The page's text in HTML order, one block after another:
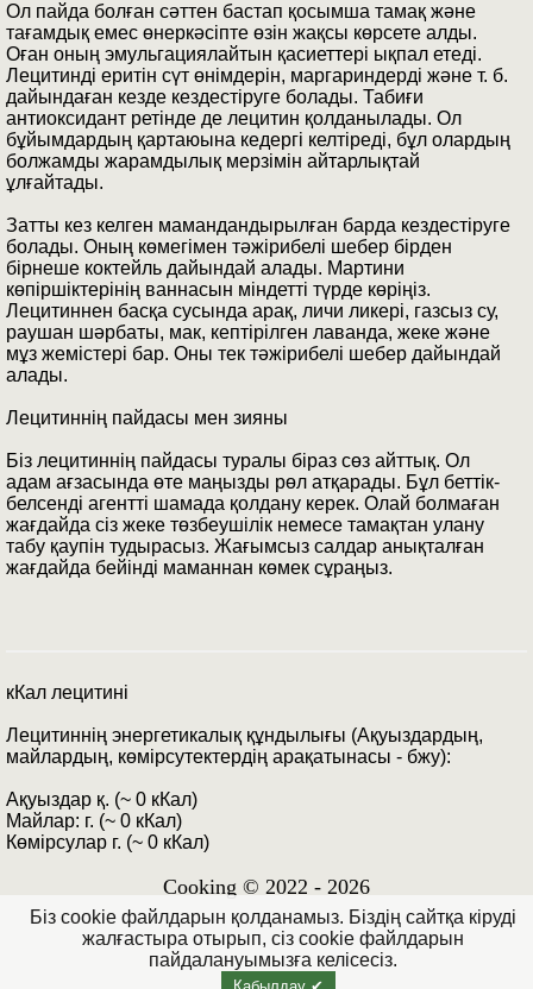
Ол пайда болған сәттен бастап қосымша тамақ және
тағамдық емес өнеркәсіпте өзін жақсы көрсете алды.
Оған оның эмульгациялайтын қасиеттері ықпал етеді.
Лецитинді еритін сүт өнімдерін, маргариндерді және т. б.
дайындаған кезде кездестіруге болады. Табиғи
антиоксидант ретінде де лецитин қолданылады. Ол
бұйымдардың қартаюына кедергі келтіреді, бұл олардың
болжамды жарамдылық мерзімін айтарлықтай
ұлғайтады.
Затты кез келген мамандандырылған барда кездестіруге
болады. Оның көмегімен тәжірибелі шебер бірден
бірнеше коктейль дайындай алады. Мартини
көпіршіктерінің ваннасын міндетті түрде көріңіз.
Лецитиннен басқа сусында арақ, личи ликері, газсыз су,
раушан шәрбаты, мак, кептірілген лаванда, жеке және
мұз жемістері бар. Оны тек тәжірибелі шебер дайындай
алады.
Лецитиннің пайдасы мен зияны
Біз лецитиннің пайдасы туралы біраз сөз айттық. Ол
адам ағзасында өте маңызды рөл атқарады. Бұл беттік-
белсенді агентті шамада қолдану керек. Олай болмаған
жағдайда сіз жеке төзбеушілік немесе тамақтан улану
табу қаупін тудырасыз. Жағымсыз салдар анықталған
жағдайда бейінді маманнан көмек сұраңыз.
кКал лецитині
Лецитиннің энергетикалық құндылығы (Ақуыздардың,
майлардың, көмірсутектердің арақатынасы - бжу):
Ақуыздар қ. (~ 0 кКал)
Майлар: г. (~ 0 кКал)
Көмірсулар г. (~ 0 кКал)
Cooking © 2022 - 2026
Біз cookie файлдарын қолданамыз. Біздің сайтқа кіруді
жалғастыра отырып, сіз cookie файлдарын
пайдалануымызға келісесіз.